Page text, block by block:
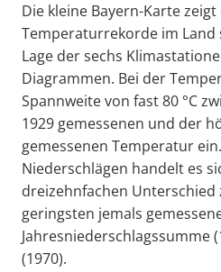
Die kleine Bayern-Karte
Temperaturrekorde im Land
Lage der sechs
Diagrammen. Bei der
Spannweite von fast 80 °C
1929 gemessenen und der
gemessenen Temperatur
Niederschlägen handelt es
dreizehnfachen Unterschied
geringsten jemals
Jahresniederschlagssumme
(1970).